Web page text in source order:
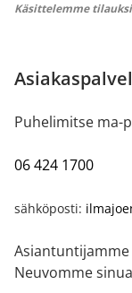
Käsittelemme
Puhelimitse ma-
06 424 1700
sähköposti:
Asiantuntijamme
Neuvomme